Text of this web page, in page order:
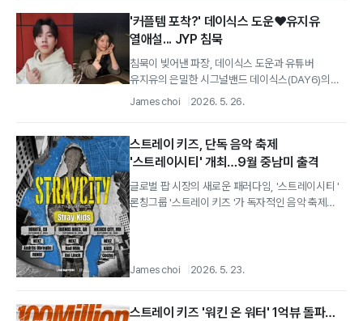
'커플템 포착?' 데이식스 도운❤️유지유
열애설... JYP 침묵
침묵이 빚어낸 파장, 데이식스 도운과 유튜버
유지유의 은밀한 시그널밴드 데이식스(DAY6)의
심장, 드러머 '도운(31)'과 독보적 감각의...
James choi 2026. 5. 26.
스트레이 키즈, 단독 음악 축제
'스트레이시티' 개최…9월 중남미 출격
글로벌 팝 시장의 새로운 패러다임, '스트레이시티 '
론칭그룹 '스트레이 키즈 '가 독자적인 음악 축제
James choi 2026. 5. 23.
스트레이 키즈 '워킨 온 워터' 1억뷰 돌파…